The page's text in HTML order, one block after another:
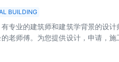
BUILDING
专业的建筑师和建筑学背景的设计
老师傅。为您提供设计，申请，施